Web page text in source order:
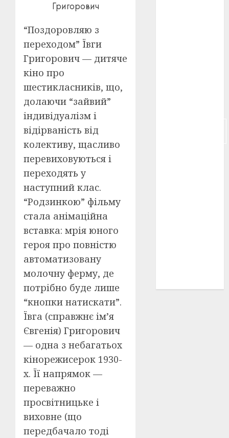
Григорович
“Поздоровляю з
переходом” Ївги
Григорович — дитяче
кіно про
шестикласників, що,
долаючи “зайвий”
індивідуалізм і
відірваність від
колективу, щасливо
перевиховуються і
переходять у
наступний клас.
“Родзинкою” фільму
стала анімаційна
вставка: мрія юного
героя про повністю
автоматизовану
молочну ферму, де
потрібно буде лише
“кнопки натискати”.
Ївга (справжнє ім’я
Євгенія) Григорович
— одна з небагатьох
кінорежисерок 1930-
х. Її напрямок —
переважно
просвітницьке і
виховне (що
передбачало тоді